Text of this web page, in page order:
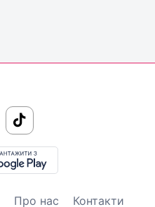
Про нас Контакти